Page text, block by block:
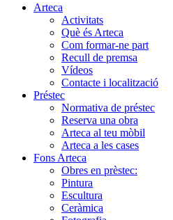
Arteca
Activitats
Què és Arteca
Com formar-ne part
Recull de premsa
Vídeos
Contacte i localització
Préstec
Normativa de préstec
Reserva una obra
Arteca al teu mòbil
Arteca a les cases
Fons Arteca
Obres en prèstec:
Pintura
Escultura
Ceràmica